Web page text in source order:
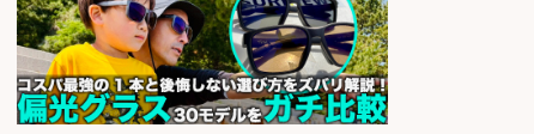
和食, 居酒屋/調理見習い・調理補助/
新鮮な魚料理×おでんの和食居酒屋
の若手スタッフ